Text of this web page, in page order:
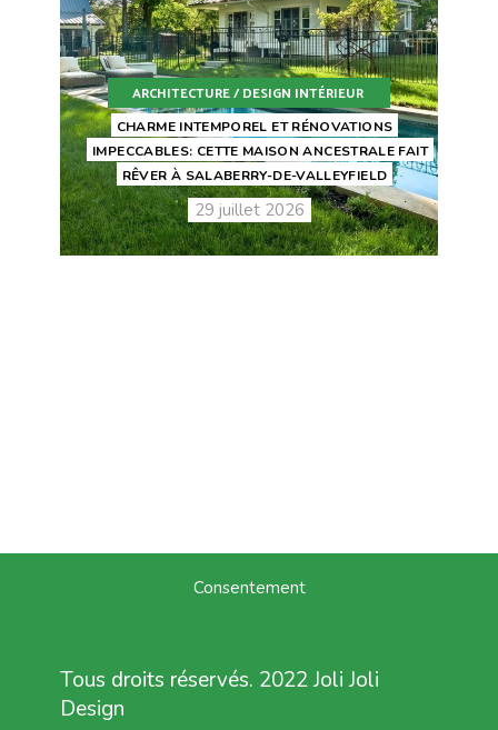
ARCHITECTURE / DESIGN INTÉRIEUR
CHARME INTEMPOREL ET RÉNOVATIONS
IMPECCABLES: CETTE MAISON ANCESTRALE FAIT
RÊVER À SALABERRY-DE-VALLEYFIELD
29 juillet 2026
Consentement
Tous droits réservés. 2022 Joli Joli
Design